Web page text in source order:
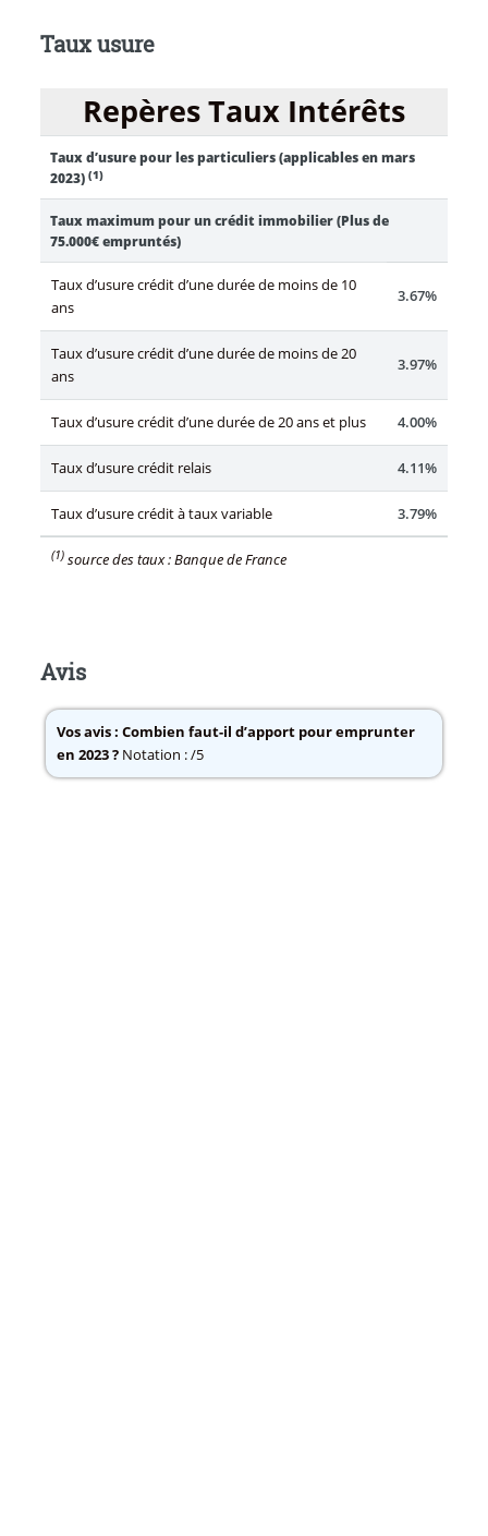
Taux usure
Repères Taux Intérêts
Taux d’usure pour les particuliers (applicables en mars
2023) (1)
Taux maximum pour un crédit immobilier (Plus de
75.000€ empruntés)
Taux d’usure crédit d’une durée de moins de 10
ans
3.67%
Taux d’usure crédit d’une durée de moins de 20
ans
3.97%
Taux d’usure crédit d’une durée de 20 ans et plus 4.00%
Taux d’usure crédit relais 4.11%
Taux d’usure crédit à taux variable 3.79%
(1)source des taux : Banque de France
Avis
Vos avis : Combien faut-il d’apport pour emprunter
en 2023 ?Notation : /5